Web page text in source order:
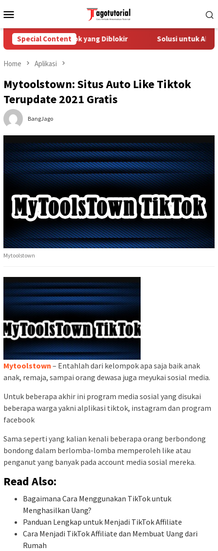
to
Menu
Special Content
Akun TikTok yang Diblokir Solusi untuk Akun
Home Aplikasi
Mytoolstown: Situs Auto Like Tiktok
Terupdate 2021 Gratis
BangJago
Mytoolstown
Mytoolstown – Entahlah dari kelompok apa saja baik anak
anak, remaja, sampai orang dewasa juga meyukai sosial media.
Untuk beberapa akhir ini program media sosial yang disukai
beberapa warga yakni alplikasi tiktok, instagram dan program
facebook
Sama seperti yang kalian kenali beberapa orang berbondong
bondong dalam berlomba-lomba memperoleh like atau
penganut yang banyak pada account media sosial mereka.
Read Also:
Bagaimana Cara Menggunakan TikTok untuk
Menghasilkan Uang?
Panduan Lengkap untuk Menjadi TikTok Affiliate
Cara Menjadi TikTok Affiliate dan Membuat Uang dari
Rumah